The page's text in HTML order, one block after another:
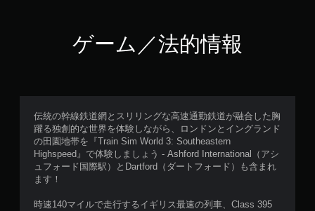
ゲーム／法的情報
伝統の幹線鉄道網とスリリングな高速通勤鉄道が融合した胸
躍る独創的な世界を体験しながら、ロンドンとイングランド
の田園地帯を『Train Sim World 3: Southeastern
Highspeed』で体験しましょう - Ashford International（アシ
ュフォード国際駅）とDartford（ダートフォード）も含まれ
ます！
時速140マイルで走行するイギリス最速の列車、Class 395